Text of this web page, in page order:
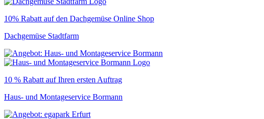
10% Rabatt auf den Dachgemüse Online Shop
Dachgemüse Stadtfarm
10 % Rabatt auf Ihren ersten Auftrag
Haus- und Montageservice Bormann